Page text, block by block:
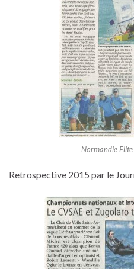
Normandie
Retrospective 2015 par le